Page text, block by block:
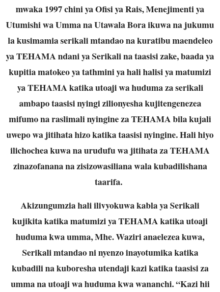
mwaka 1997 chini ya Ofisi ya Rais, Menejimenti ya
Utumishi wa Umma na Utawala Bora ikuwa na jukumu
la kusimamia serikali mtandao na kuratibu maendeleo
ya TEHAMA ndani ya Serikali na taasisi zake, baada ya
kupitia matokeo ya tathmini ya hali halisi ya matumizi
ya TEHAMA katika utoaji wa huduma za serikali
ambapo taasisi nyingi zilionyesha kujitengenezea
mifumo na raslimali nyingine za TEHAMA bila kujali
uwepo wa jitihata hizo katika taasisi nyingine. Hali hiyo
ilichochea kuwa na urudufu wa jitihata za TEHAMA
zinazofanana na zisizowasiliana wala kubadilishana
taarifa.
Akizungumzia hali ilivyokuwa kabla ya Serikali
kujikita katika matumizi ya TEHAMA katika utoaji
huduma kwa umma, Mhe. Waziri anaelezea kuwa,
Serikali mtandao ni nyenzo inayotumika katika
kubadili na kuboresha utendaji kazi katika taasisi za
umma na utoaji wa huduma kwa wananchi. “Kazi hii